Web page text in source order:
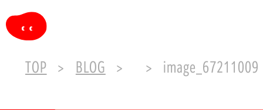
TOP BLOG image_67211009